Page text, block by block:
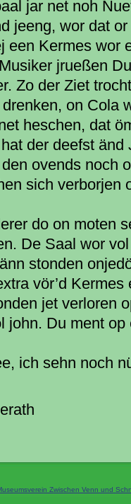
jar net noh
jeeng, wor dat
een Kermes wor
jrueßen
Zo der Ziet
on Cola
heschen, dat
der deefst
ovends noch
sich verborjen
do on moten
De Saal wor
stonden
vör’d
jet verloren
john. Du ment op
ich sehn noch
Zwischen Venn und